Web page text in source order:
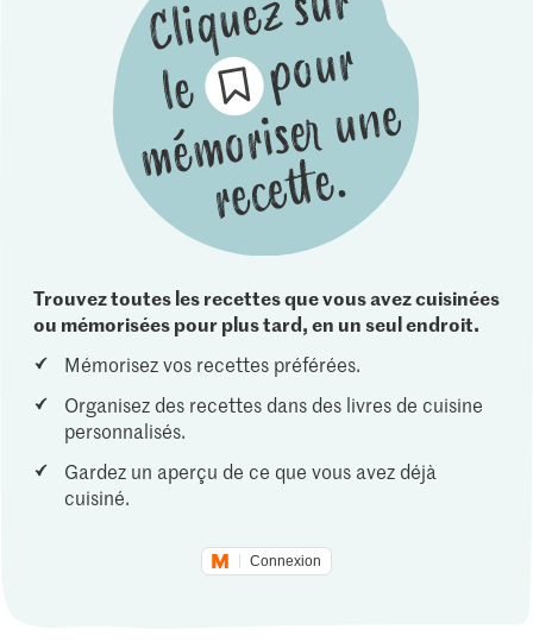
Trouvez toutes les recettes que vous avez cuisinées
ou mémorisées pour plus tard, en un seul endroit.
Mémorisez vos recettes préférées.
Organisez des recettes dans des livres de cuisine
personnalisés.
Gardez un aperçu de ce que vous avez déjà
cuisiné.
Connexion